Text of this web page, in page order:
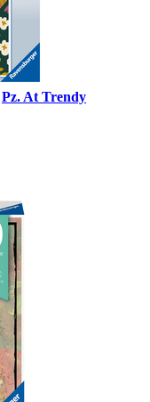
Pz. At Trendy